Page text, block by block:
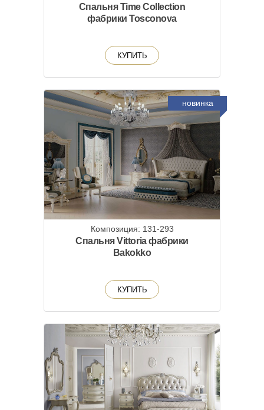
Спальня Time Collection
фабрики Tosconova
КУПИТЬ
новинка
Композиция: 131-293
Спальня Vittoria фабрики
Bakokko
КУПИТЬ